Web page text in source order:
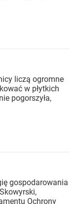
liczą ogromne
w płytkich
pogorszyła,
gospodarowania
Ochrony